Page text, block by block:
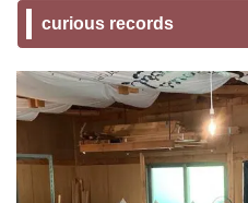
curious records